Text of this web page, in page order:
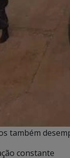
também
constante